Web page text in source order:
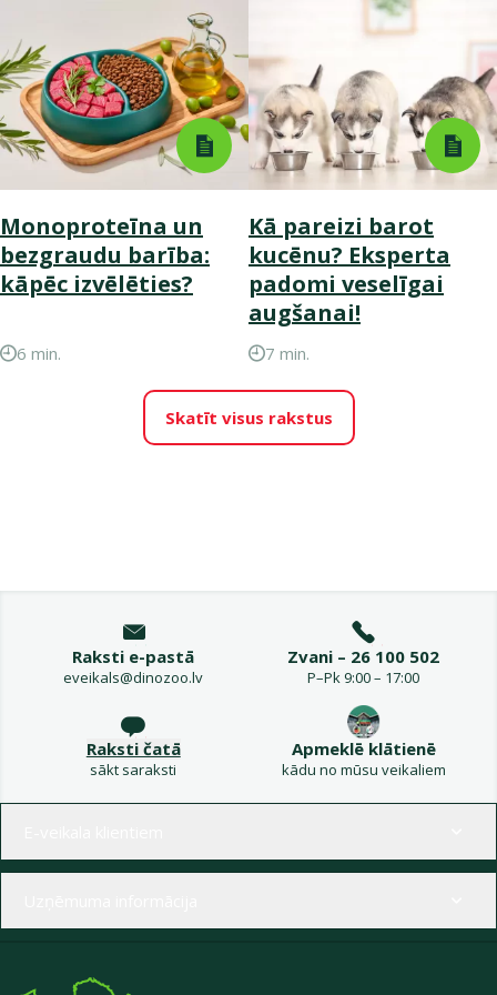
Monoproteīna un
bezgraudu barība:
kāpēc izvēlēties?
6 min.
Kā pareizi barot
kucēnu? Eksperta
padomi veselīgai
augšanai!
7 min.
Skatīt visus rakstus
Raksti e-pastā
eveikals@dinozoo.lv
Zvani – 26 100 502
P–Pk 9:00 – 17:00
Raksti čatā
sākt saraksti
Apmeklē klātienē
kādu no mūsu veikaliem